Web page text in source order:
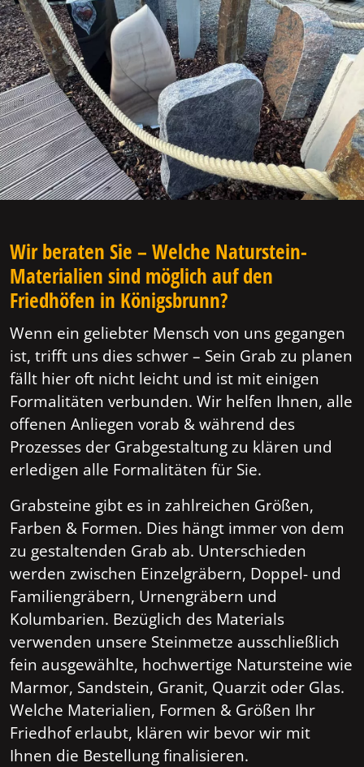
Wir beraten Sie – Welche Naturstein-
Materialien sind möglich auf den
Friedhöfen in Königsbrunn?
Wenn ein geliebter Mensch von uns gegangen
ist, trifft uns dies schwer – Sein Grab zu planen
fällt hier oft nicht leicht und ist mit einigen
Formalitäten verbunden. Wir helfen Ihnen, alle
offenen Anliegen vorab & während des
Prozesses der Grabgestaltung zu klären und
erledigen alle Formalitäten für Sie.
Grabsteine gibt es in zahlreichen Größen,
Farben & Formen. Dies hängt immer von dem
zu gestaltenden Grab ab. Unterschieden
werden zwischen Einzelgräbern, Doppel- und
Familiengräbern, Urnengräbern und
Kolumbarien. Bezüglich des Materials
verwenden unsere Steinmetze ausschließlich
fein ausgewählte, hochwertige Natursteine wie
Marmor, Sandstein, Granit, Quarzit oder Glas.
Welche Materialien, Formen & Größen Ihr
Friedhof erlaubt, klären wir bevor wir mit
Ihnen die Bestellung finalisieren.